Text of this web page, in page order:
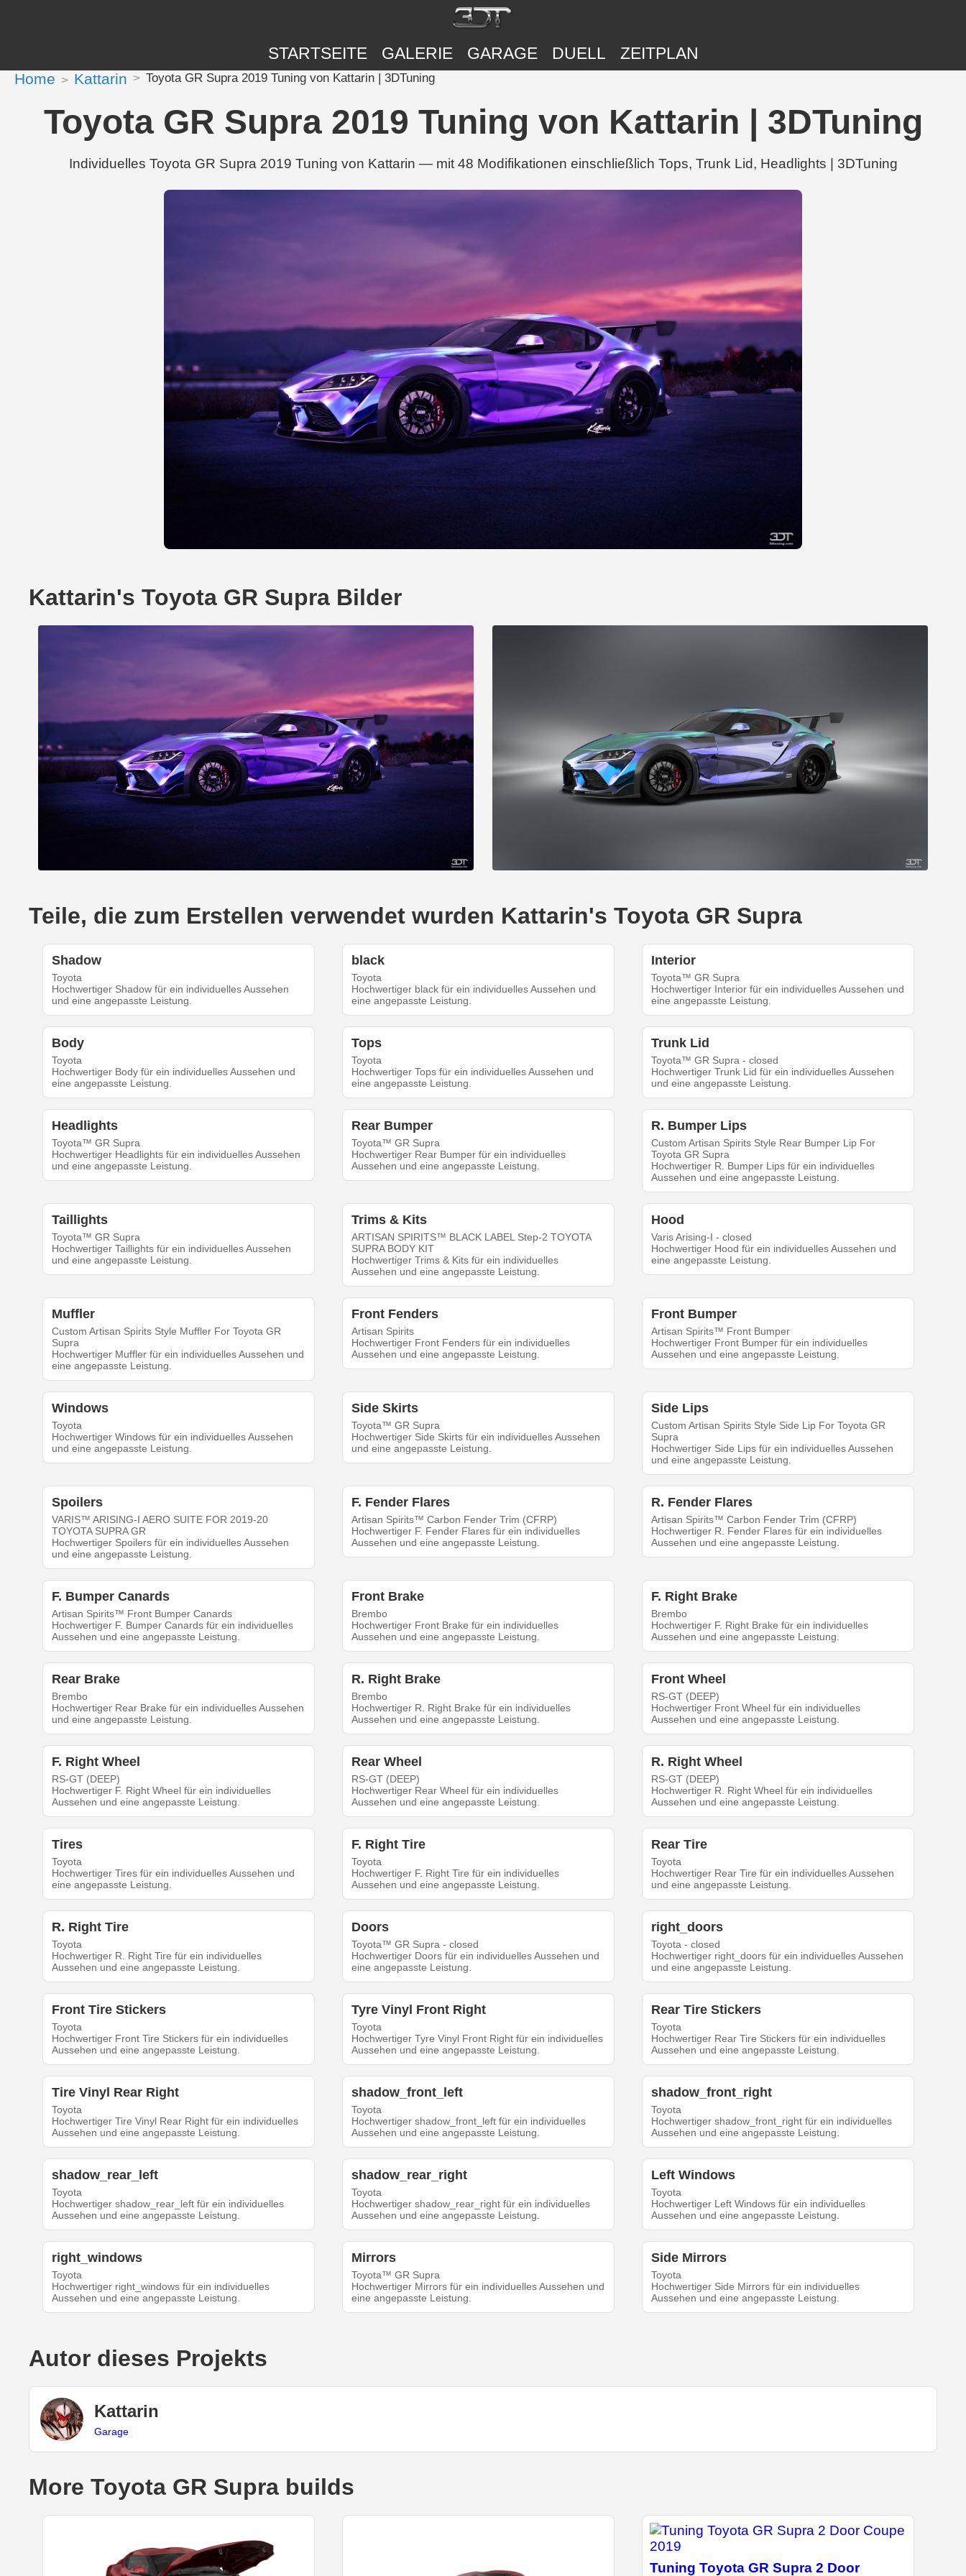
STARTSEITE GALERIE GARAGE DUELL ZEITPLAN
Home Kattarin Toyota GR Supra 2019 Tuning von Kattarin | 3DTuning
Toyota GR Supra 2019 Tuning von Kattarin | 3DTuning
Individuelles Toyota GR Supra 2019 Tuning von Kattarin — mit 48 Modifikationen einschließlich Tops, Trunk Lid, Headlights | 3DTuning
Kattarin's Toyota GR Supra Bilder
Teile, die zum Erstellen verwendet wurden Kattarin's Toyota GR Supra
Shadow
Toyota
Hochwertiger Shadow für ein individuelles Aussehen
und eine angepasste Leistung.
black
Toyota
Hochwertiger black für ein individuelles Aussehen und
eine angepasste Leistung.
Interior
Toyota™ GR Supra
Hochwertiger Interior für ein individuelles Aussehen und
eine angepasste Leistung.
Body
Toyota
Hochwertiger Body für ein individuelles Aussehen und
eine angepasste Leistung.
Tops
Toyota
Hochwertiger Tops für ein individuelles Aussehen und
eine angepasste Leistung.
Trunk Lid
Toyota™ GR Supra - closed
Hochwertiger Trunk Lid für ein individuelles Aussehen
und eine angepasste Leistung.
Headlights
Toyota™ GR Supra
Hochwertiger Headlights für ein individuelles Aussehen
und eine angepasste Leistung.
Rear Bumper
Toyota™ GR Supra
Hochwertiger Rear Bumper für ein individuelles
Aussehen und eine angepasste Leistung.
R. Bumper Lips
Custom Artisan Spirits Style Rear Bumper Lip For
Toyota GR Supra
Hochwertiger R. Bumper Lips für ein individuelles
Aussehen und eine angepasste Leistung.
Taillights
Toyota™ GR Supra
Hochwertiger Taillights für ein individuelles Aussehen
und eine angepasste Leistung.
Trims & Kits
ARTISAN SPIRITS™ BLACK LABEL Step-2 TOYOTA
SUPRA BODY KIT
Hochwertiger Trims & Kits für ein individuelles
Aussehen und eine angepasste Leistung.
Hood
Varis Arising-I - closed
Hochwertiger Hood für ein individuelles Aussehen und
eine angepasste Leistung.
Muffler
Custom Artisan Spirits Style Muffler For Toyota GR
Supra
Hochwertiger Muffler für ein individuelles Aussehen und
eine angepasste Leistung.
Front Fenders
Artisan Spirits
Hochwertiger Front Fenders für ein individuelles
Aussehen und eine angepasste Leistung.
Front Bumper
Artisan Spirits™ Front Bumper
Hochwertiger Front Bumper für ein individuelles
Aussehen und eine angepasste Leistung.
Windows
Toyota
Hochwertiger Windows für ein individuelles Aussehen
und eine angepasste Leistung.
Side Skirts
Toyota™ GR Supra
Hochwertiger Side Skirts für ein individuelles Aussehen
und eine angepasste Leistung.
Side Lips
Custom Artisan Spirits Style Side Lip For Toyota GR
Supra
Hochwertiger Side Lips für ein individuelles Aussehen
und eine angepasste Leistung.
Spoilers
VARIS™ ARISING-I AERO SUITE FOR 2019-20
TOYOTA SUPRA GR
Hochwertiger Spoilers für ein individuelles Aussehen
und eine angepasste Leistung.
F. Fender Flares
Artisan Spirits™ Carbon Fender Trim (CFRP)
Hochwertiger F. Fender Flares für ein individuelles
Aussehen und eine angepasste Leistung.
R. Fender Flares
Artisan Spirits™ Carbon Fender Trim (CFRP)
Hochwertiger R. Fender Flares für ein individuelles
Aussehen und eine angepasste Leistung.
F. Bumper Canards
Artisan Spirits™ Front Bumper Canards
Hochwertiger F. Bumper Canards für ein individuelles
Aussehen und eine angepasste Leistung.
Front Brake
Brembo
Hochwertiger Front Brake für ein individuelles
Aussehen und eine angepasste Leistung.
F. Right Brake
Brembo
Hochwertiger F. Right Brake für ein individuelles
Aussehen und eine angepasste Leistung.
Rear Brake
Brembo
Hochwertiger Rear Brake für ein individuelles Aussehen
und eine angepasste Leistung.
R. Right Brake
Brembo
Hochwertiger R. Right Brake für ein individuelles
Aussehen und eine angepasste Leistung.
Front Wheel
RS-GT (DEEP)
Hochwertiger Front Wheel für ein individuelles
Aussehen und eine angepasste Leistung.
F. Right Wheel
RS-GT (DEEP)
Hochwertiger F. Right Wheel für ein individuelles
Aussehen und eine angepasste Leistung.
Rear Wheel
RS-GT (DEEP)
Hochwertiger Rear Wheel für ein individuelles
Aussehen und eine angepasste Leistung.
R. Right Wheel
RS-GT (DEEP)
Hochwertiger R. Right Wheel für ein individuelles
Aussehen und eine angepasste Leistung.
Tires
Toyota
Hochwertiger Tires für ein individuelles Aussehen und
eine angepasste Leistung.
F. Right Tire
Toyota
Hochwertiger F. Right Tire für ein individuelles
Aussehen und eine angepasste Leistung.
Rear Tire
Toyota
Hochwertiger Rear Tire für ein individuelles Aussehen
und eine angepasste Leistung.
R. Right Tire
Toyota
Hochwertiger R. Right Tire für ein individuelles
Aussehen und eine angepasste Leistung.
Doors
Toyota™ GR Supra - closed
Hochwertiger Doors für ein individuelles Aussehen und
eine angepasste Leistung.
right_doors
Toyota - closed
Hochwertiger right_doors für ein individuelles Aussehen
und eine angepasste Leistung.
Front Tire Stickers
Toyota
Hochwertiger Front Tire Stickers für ein individuelles
Aussehen und eine angepasste Leistung.
Tyre Vinyl Front Right
Toyota
Hochwertiger Tyre Vinyl Front Right für ein individuelles
Aussehen und eine angepasste Leistung.
Rear Tire Stickers
Toyota
Hochwertiger Rear Tire Stickers für ein individuelles
Aussehen und eine angepasste Leistung.
Tire Vinyl Rear Right
Toyota
Hochwertiger Tire Vinyl Rear Right für ein individuelles
Aussehen und eine angepasste Leistung.
shadow_front_left
Toyota
Hochwertiger shadow_front_left für ein individuelles
Aussehen und eine angepasste Leistung.
shadow_front_right
Toyota
Hochwertiger shadow_front_right für ein individuelles
Aussehen und eine angepasste Leistung.
shadow_rear_left
Toyota
Hochwertiger shadow_rear_left für ein individuelles
Aussehen und eine angepasste Leistung.
shadow_rear_right
Toyota
Hochwertiger shadow_rear_right für ein individuelles
Aussehen und eine angepasste Leistung.
Left Windows
Toyota
Hochwertiger Left Windows für ein individuelles
Aussehen und eine angepasste Leistung.
right_windows
Toyota
Hochwertiger right_windows für ein individuelles
Aussehen und eine angepasste Leistung.
Mirrors
Toyota™ GR Supra
Hochwertiger Mirrors für ein individuelles Aussehen und
eine angepasste Leistung.
Side Mirrors
Toyota
Hochwertiger Side Mirrors für ein individuelles
Aussehen und eine angepasste Leistung.
Autor dieses Projekts
Kattarin
Garage
More Toyota GR Supra builds
Tuning Toyota GR Supra 2 Door